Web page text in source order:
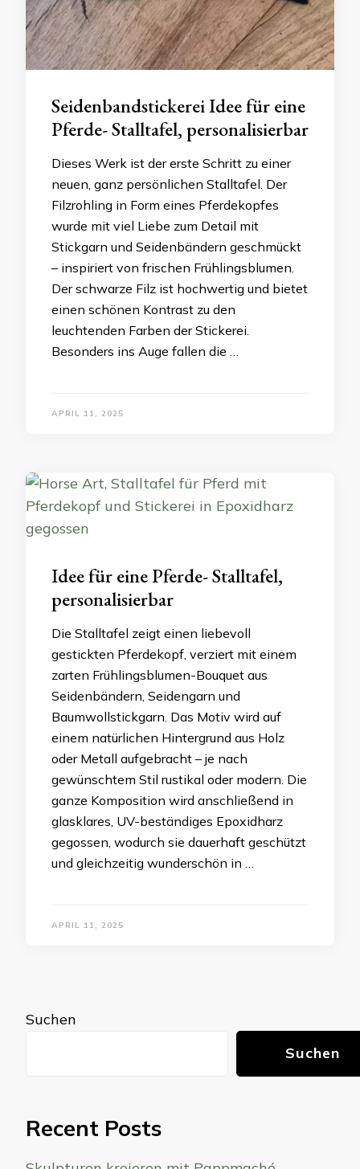
Seidenbandstickerei Idee für eine
Pferde- Stalltafel, personalisierbar
Dieses Werk ist der erste Schritt zu einer
neuen, ganz persönlichen Stalltafel. Der
Filzrohling in Form eines Pferdekopfes
wurde mit viel Liebe zum Detail mit
Stickgarn und Seidenbändern geschmückt
– inspiriert von frischen Frühlingsblumen.
Der schwarze Filz ist hochwertig und bietet
einen schönen Kontrast zu den
leuchtenden Farben der Stickerei.
Besonders ins Auge fallen die …
APRIL 11, 2025
Idee für eine Pferde- Stalltafel,
personalisierbar
Die Stalltafel zeigt einen liebevoll
gestickten Pferdekopf, verziert mit einem
zarten Frühlingsblumen-Bouquet aus
Seidenbändern, Seidengarn und
Baumwollstickgarn. Das Motiv wird auf
einem natürlichen Hintergrund aus Holz
oder Metall aufgebracht – je nach
gewünschtem Stil rustikal oder modern. Die
ganze Komposition wird anschließend in
glasklares, UV-beständiges Epoxidharz
gegossen, wodurch sie dauerhaft geschützt
und gleichzeitig wunderschön in …
APRIL 11, 2025
Suchen
Suchen
Recent Posts